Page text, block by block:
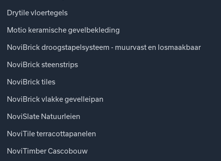
Drytile vloertegels
Motio keramische gevelbekleding
NoviBrick droogstapelsysteem - muurvast en losmaakbaar
NoviBrick steenstrips
NoviBrick tiles
NoviBrick vlakke gevelleipan
NoviSlate Natuurleien
NoviTile terracottapanelen
NoviTimber Cascobouw